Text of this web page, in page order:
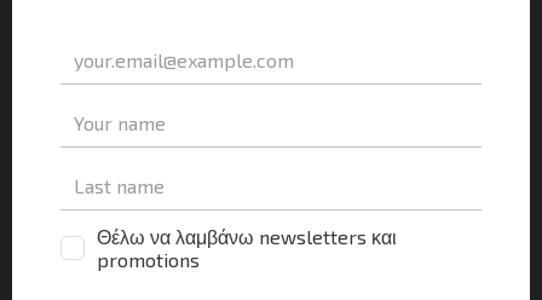
μνημείων της χώρας συμφωνήθηκαν μεταξύ του ΕΟΤ
και του Πολεμικού Μουσείου, με στόχο την
προώθηση του στρατιωτικού τουρισμού.
Συγκεκριμένα, στην επίσημη ιστοσελίδα του ΕΟΤ […]
Μοιραστείτε τα νέα
Facebook
X LinkedIn
WhatsApp
Viber
EmailEvernote